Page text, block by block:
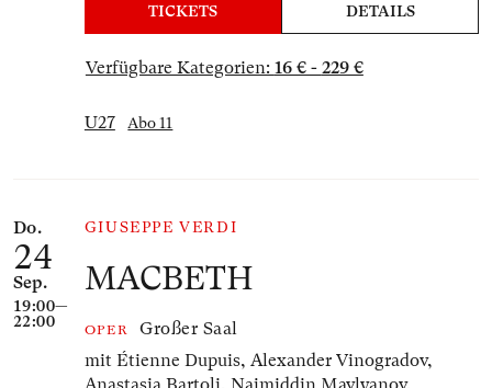
TICKETS DETAILS
Verfügbare Kategorien: 16 € - 229 €
U27 Abo 11
Do.
24
Sep.
19:00—
22:00
GIUSEPPE VERDI
MACBETH
OPER
Großer Saal
mit Étienne Dupuis, Alexander Vinogradov,